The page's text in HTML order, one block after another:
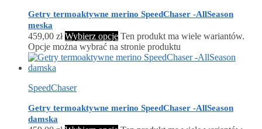
Getry termoaktywne merino SpeedChaser -AllSeason
meska
459,00 zł Wybierz opcje Ten produkt ma wiele wariantów.
Opcje można wybrać na stronie produktu
SpeedChaser
Getry termoaktywne merino SpeedChaser -AllSeason
damska